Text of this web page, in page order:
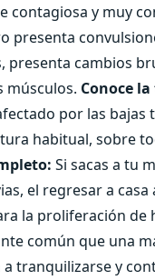
contagiosa y muy
presenta
presenta cambios
músculos. Conoce
por las
habitual, sobre
Si sacas a tu
el regresar a
la proliferación de
común que una
a tranquilizarse y